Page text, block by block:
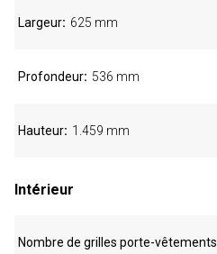
Largeur 625 mm
Profondeur 536 mm
Hauteur 1.459 mm
Intérieur
Nombre de grilles porte-vêtements